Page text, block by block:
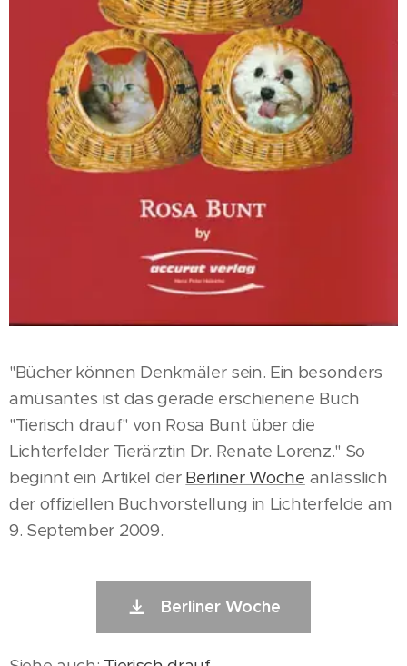
"Bücher können Denkmäler sein. Ein besonders
amüsantes ist das gerade erschienene Buch
"Tierisch drauf" von Rosa Bunt über die
Lichterfelder Tierärztin Dr. Renate Lorenz." So
beginnt ein Artikel der Berliner Woche anlässlich
der offiziellen Buchvorstellung in Lichterfelde am
9. September 2009.
Berliner Woche